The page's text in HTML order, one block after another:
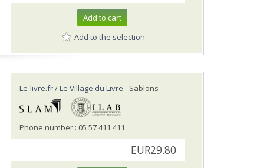
Add to cart
Add to the selection
Le-livre.fr / Le Village du Livre - Sablons
Phone number : 05 57 411 411
EUR29.80